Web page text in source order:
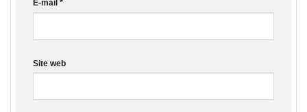
E-mail *
Site web